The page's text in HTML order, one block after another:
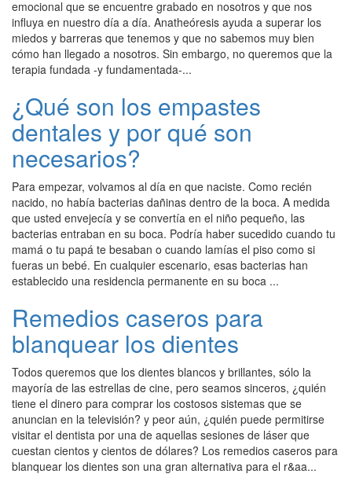
emocional que se encuentre grabado en nosotros y que nos
influya en nuestro día a día. Anatheóresis ayuda a superar los
miedos y barreras que tenemos y que no sabemos muy bien
cómo han llegado a nosotros. Sin embargo, no queremos que la
terapia fundada -y fundamentada-...
¿Qué son los empastes
dentales y por qué son
necesarios?
Para empezar, volvamos al día en que naciste. Como recién
nacido, no había bacterias dañinas dentro de la boca. A medida
que usted envejecía y se convertía en el niño pequeño, las
bacterias entraban en su boca. Podría haber sucedido cuando tu
mamá o tu papá te besaban o cuando lamías el piso como si
fueras un bebé. En cualquier escenario, esas bacterias han
establecido una residencia permanente en su boca ...
Remedios caseros para
blanquear los dientes
Todos queremos que los dientes blancos y brillantes, sólo la
mayoría de las estrellas de cine, pero seamos sinceros, ¿quién
tiene el dinero para comprar los costosos sistemas que se
anuncian en la televisión? y peor aún, ¿quién puede permitirse
visitar el dentista por una de aquellas sesiones de láser que
cuestan cientos y cientos de dólares? Los remedios caseros para
blanquear los dientes son una gran alternativa para el r&aa...